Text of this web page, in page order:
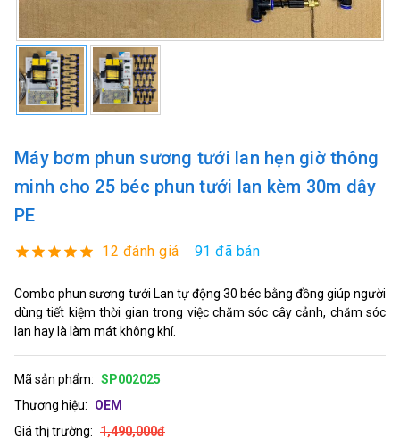
Máy bơm phun sương tưới lan hẹn giờ thông
minh cho 25 béc phun tưới lan kèm 30m dây
PE
12 đánh giá 91 đã bán
Combo phun sương tưới Lan tự động 30 béc bằng đồng giúp người
dùng tiết kiệm thời gian trong việc chăm sóc cây cảnh, chăm sóc
lan hay là làm mát không khí.
Mã sản phẩm: SP002025
Thương hiệu:
OEM
Giá thị trường: 1,490,000đ